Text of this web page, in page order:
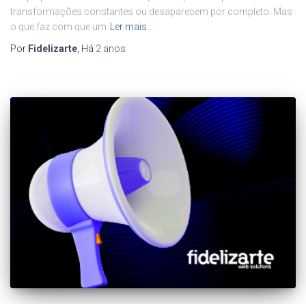
transformações constantes ou desaparecem por completo. Mas
o que faz com que um Ler mais…
Por Fidelizarte, Há 2 anos